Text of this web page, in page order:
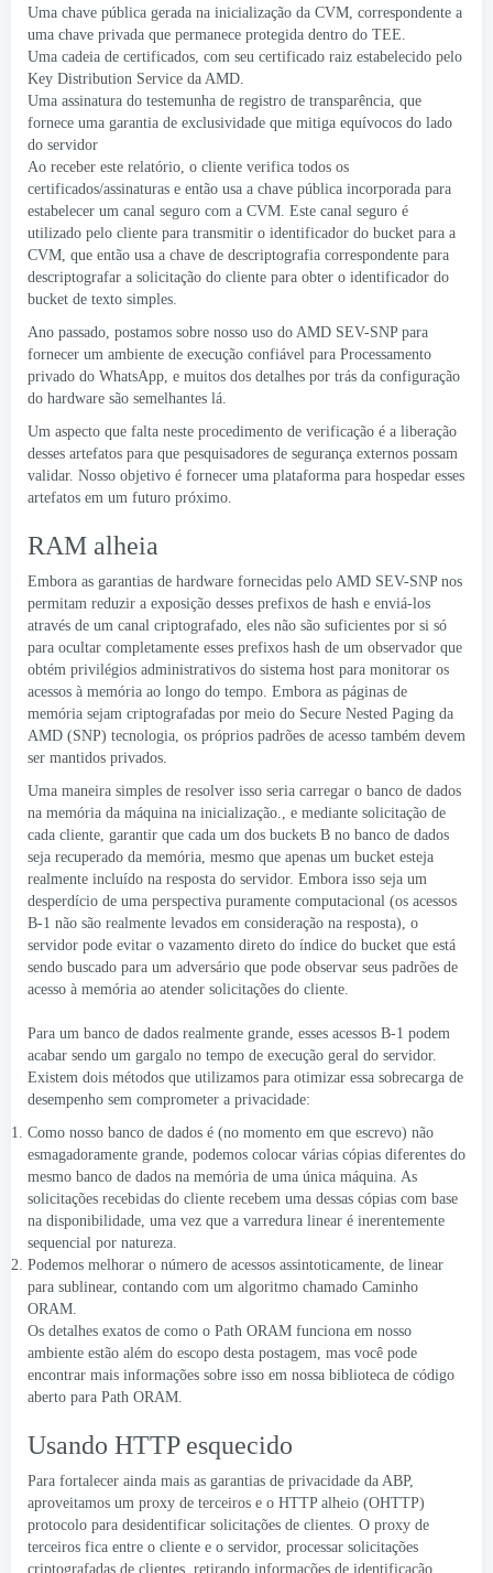
Uma chave pública gerada na inicialização da CVM, correspondente a
uma chave privada que permanece protegida dentro do TEE.
Uma cadeia de certificados, com seu certificado raiz estabelecido pelo
Key Distribution Service da AMD.
Uma assinatura do testemunha de registro de transparência, que
fornece uma garantia de exclusividade que mitiga equívocos do lado
do servidor
Ao receber este relatório, o cliente verifica todos os
certificados/assinaturas e então usa a chave pública incorporada para
estabelecer um canal seguro com a CVM. Este canal seguro é
utilizado pelo cliente para transmitir o identificador do bucket para a
CVM, que então usa a chave de descriptografia correspondente para
descriptografar a solicitação do cliente para obter o identificador do
bucket de texto simples.
Ano passado, postamos sobre nosso uso do AMD SEV-SNP para
fornecer um ambiente de execução confiável para Processamento
privado do WhatsApp, e muitos dos detalhes por trás da configuração
do hardware são semelhantes lá.
Um aspecto que falta neste procedimento de verificação é a liberação
desses artefatos para que pesquisadores de segurança externos possam
validar. Nosso objetivo é fornecer uma plataforma para hospedar esses
artefatos em um futuro próximo.
RAM alheia
Embora as garantias de hardware fornecidas pelo AMD SEV-SNP nos
permitam reduzir a exposição desses prefixos de hash e enviá-los
através de um canal criptografado, eles não são suficientes por si só
para ocultar completamente esses prefixos hash de um observador que
obtém privilégios administrativos do sistema host para monitorar os
acessos à memória ao longo do tempo. Embora as páginas de
memória sejam criptografadas por meio do Secure Nested Paging da
AMD (SNP) tecnologia, os próprios padrões de acesso também devem
ser mantidos privados.
Uma maneira simples de resolver isso seria carregar o banco de dados
na memória da máquina na inicialização., e mediante solicitação de
cada cliente, garantir que cada um dos buckets B no banco de dados
seja recuperado da memória, mesmo que apenas um bucket esteja
realmente incluído na resposta do servidor. Embora isso seja um
desperdício de uma perspectiva puramente computacional (os acessos
B-1 não são realmente levados em consideração na resposta), o
servidor pode evitar o vazamento direto do índice do bucket que está
sendo buscado para um adversário que pode observar seus padrões de
acesso à memória ao atender solicitações do cliente.
Para um banco de dados realmente grande, esses acessos B-1 podem
acabar sendo um gargalo no tempo de execução geral do servidor.
Existem dois métodos que utilizamos para otimizar essa sobrecarga de
desempenho sem comprometer a privacidade:
Como nosso banco de dados é (no momento em que escrevo) não
esmagadoramente grande, podemos colocar várias cópias diferentes do
mesmo banco de dados na memória de uma única máquina. As
solicitações recebidas do cliente recebem uma dessas cópias com base
na disponibilidade, uma vez que a varredura linear é inerentemente
sequencial por natureza.
Podemos melhorar o número de acessos assintoticamente, de linear
para sublinear, contando com um algoritmo chamado Caminho
ORAM.
Os detalhes exatos de como o Path ORAM funciona em nosso
ambiente estão além do escopo desta postagem, mas você pode
encontrar mais informações sobre isso em nossa biblioteca de código
aberto para Path ORAM.
Usando HTTP esquecido
Para fortalecer ainda mais as garantias de privacidade da ABP,
aproveitamos um proxy de terceiros e o HTTP alheio (OHTTP)
protocolo para desidentificar solicitações de clientes. O proxy de
terceiros fica entre o cliente e o servidor, processar solicitações
criptografadas de clientes, retirando informações de identificação